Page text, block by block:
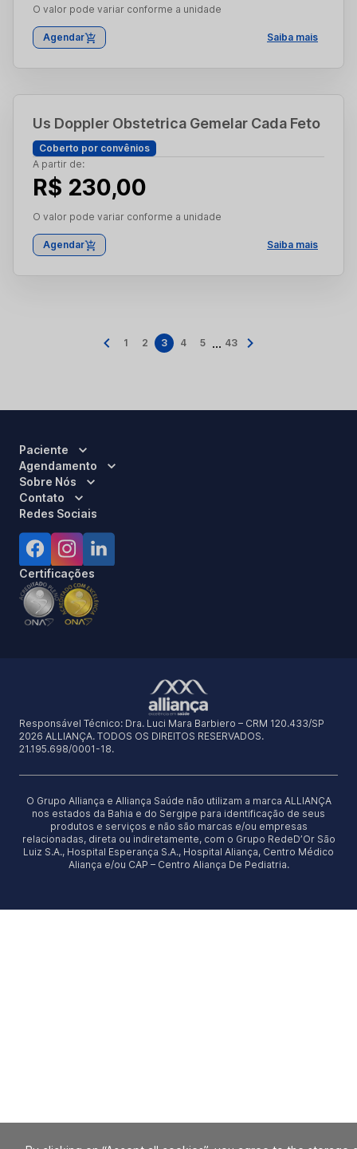
O valor pode variar conforme a unidade
Agendar Saiba mais
Us Doppler Obstetrica Gemelar Cada Feto
Coberto por convênios
A partir de:
R$ 230,00
O valor pode variar conforme a unidade
Agendar Saiba mais
1 2 3 4 5 ... 43
Paciente
Agendamento
Sobre Nós
Contato
Redes Sociais
Certificações
Responsável Técnico: Dra. Luci Mara Barbiero – CRM 120.433/SP
2026 ALLIANÇA. TODOS OS DIREITOS RESERVADOS.
21.195.698/0001-18.
O Grupo Alliança e Alliança Saúde não utilizam a marca ALLIANÇA
nos estados da Bahia e do Sergipe para identificação de seus
produtos e serviços e não são marcas e/ou empresas
relacionadas, direta ou indiretamente, com o Grupo RedeD’Or São
Luiz S.A., Hospital Esperança S.A., Hospital Aliança, Centro Médico
Aliança e/ou CAP – Centro Aliança De Pediatria.